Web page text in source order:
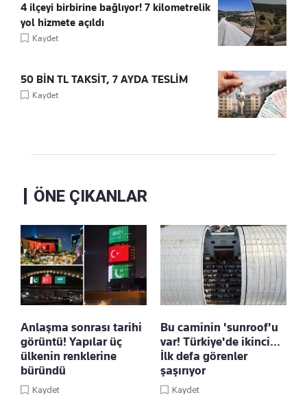
4 ilçeyi birbirine bağlıyor! 7 kilometrelik
yol hizmete açıldı
Kaydet
50 BİN TL TAKSİT, 7 AYDA TESLİM
Kaydet
ÖNE ÇIKANLAR
Anlaşma sonrası tarihi
görüntü! Yapılar üç
ülkenin renklerine
büründü
Kaydet
Bu caminin 'sunroof'u
var! Türkiye'de ikinci...
İlk defa görenler
şaşırıyor
Kaydet